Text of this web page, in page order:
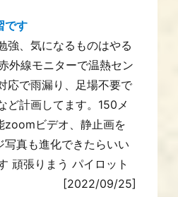
です
強、気になるものはやる
外線モニターで温熱セン
応で雨漏り、足場不要で
ど計画してます。150メ
zoomビデオ、静止画を
真も進化できたらいい
頑張りまう パイロット
[2022/09/25]